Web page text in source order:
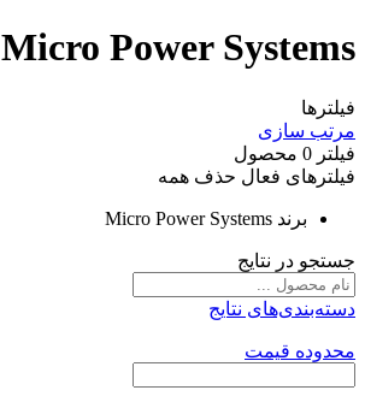
Micro Power Systems
فیلترها
مرتب سازی
فیلتر 0 محصول
فیلترهای فعال حذف همه
برند Micro Power Systems
جستجو در نتایج
دسته‌بندی‌های نتایج
محدوده قیمت